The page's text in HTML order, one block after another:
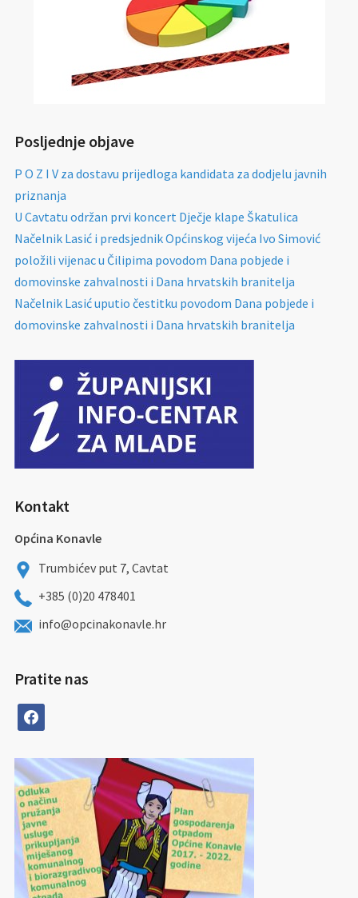
Posljednje objave
P O Z I V za dostavu prijedloga kandidata za dodjelu javnih
priznanja
U Cavtatu održan prvi koncert Dječje klape Škatulica
Načelnik Lasić i predsjednik Općinskog vijeća Ivo Simović
položili vijenac u Čilipima povodom Dana pobjede i
domovinske zahvalnosti i Dana hrvatskih branitelja
Načelnik Lasić uputio čestitku povodom Dana pobjede i
domovinske zahvalnosti i Dana hrvatskih branitelja
Kontakt
Općina Konavle
Trumbićev put 7, Cavtat
+385 (0)20 478401
info@opcinakonavle.hr
Pratite nas
facebook